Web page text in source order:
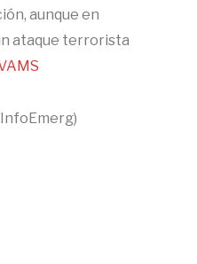
aunque en
ataque terrorista